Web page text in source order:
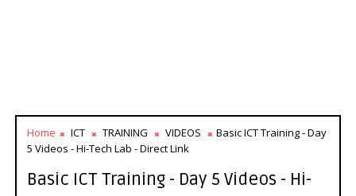
Home ICT TRAINING VIDEOS
Basic ICT Training - Day
5 Videos - Hi-Tech Lab - Direct Link
Basic ICT Training - Day 5 Videos - Hi-